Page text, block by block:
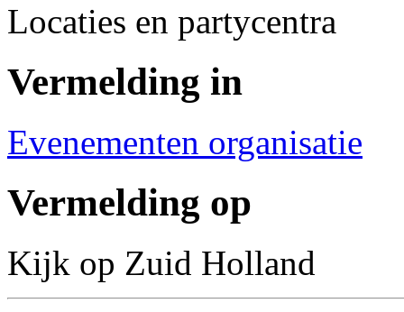
Locaties en partycentra
Vermelding in
Evenementen organisatie
Vermelding op
Kijk op Zuid Holland